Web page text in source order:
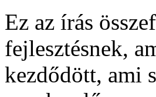
Ez az írás
fejlesztésnek,
kezdődött, ami